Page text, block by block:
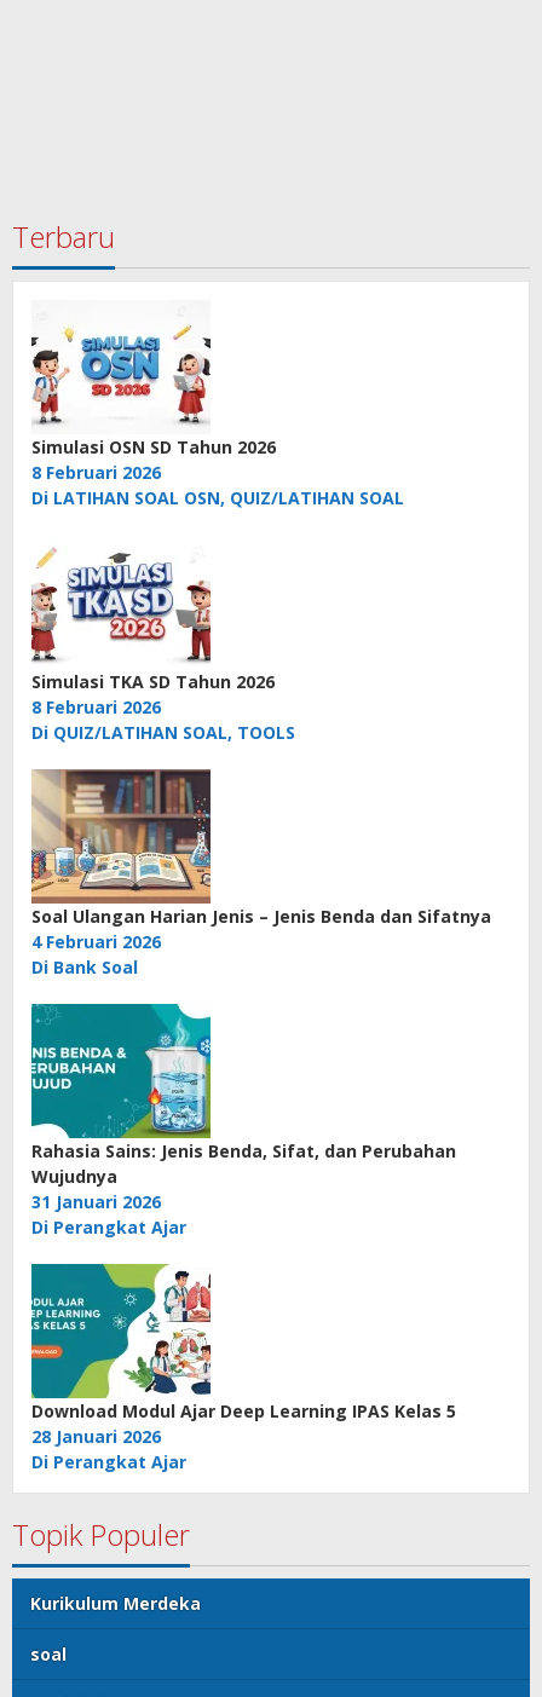
Terbaru
Simulasi OSN SD Tahun 2026
8 Februari 2026
Di LATIHAN SOAL OSN, QUIZ/LATIHAN SOAL
Simulasi TKA SD Tahun 2026
8 Februari 2026
Di QUIZ/LATIHAN SOAL, TOOLS
Soal Ulangan Harian Jenis – Jenis Benda dan Sifatnya
4 Februari 2026
Di Bank Soal
Rahasia Sains: Jenis Benda, Sifat, dan Perubahan
Wujudnya
31 Januari 2026
Di Perangkat Ajar
Download Modul Ajar Deep Learning IPAS Kelas 5
28 Januari 2026
Di Perangkat Ajar
Topik Populer
Kurikulum Merdeka
soal